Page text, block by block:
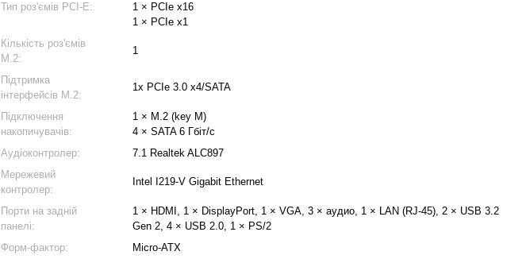
Тип роз'ємів PCI-E:
1 × PCIe x16
1 × PCIe x1
Кількість роз'ємів
M.2:
1
Підтримка
інтерфейсів M.2:
1x PCIe 3.0 x4/SATA
Підключення
накопичувачів:
1 × M.2 (key M)
4 × SATA 6 Гбіт/с
Аудіоконтролер:
7.1 Realtek ALC897
Мережевий
контролер:
Intel I219-V Gigabit Ethernet
Порти на задній
панелі:
1 × HDMI, 1 × DisplayPort, 1 × VGA, 3 × аудио, 1 × LAN (RJ-45), 2 × USB 3.2
Gen 2, 4 × USB 2.0, 1 × PS/2
Форм-фактор:
Micro-ATX